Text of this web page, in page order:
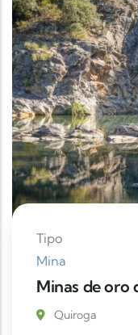
Tipo
Mina
Minas de oro
Quiroga